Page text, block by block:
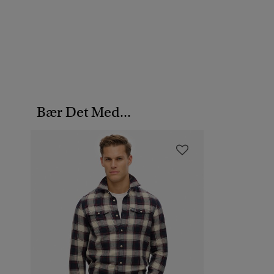
Bær Det Med...